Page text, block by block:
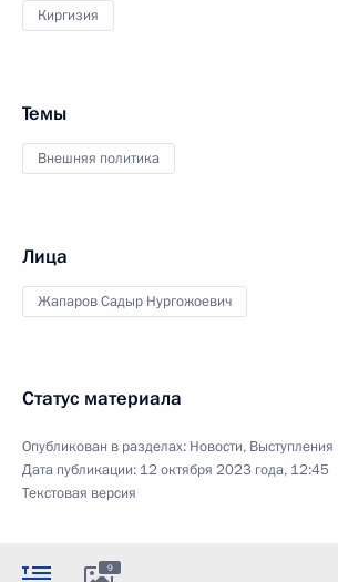
Киргизия
Темы
Внешняя политика
Лица
Жапаров Садыр Нургожоевич
Статус материала
Опубликован в разделах: Новости,
Дата публикации: 12 октября 2023 года, 12:45
Текстовая версия
9